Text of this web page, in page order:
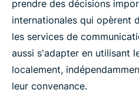
prendre des décisions
internationales qui opèrent
les services de
aussi s'adapter en utilisant
localement,
leur convenance.